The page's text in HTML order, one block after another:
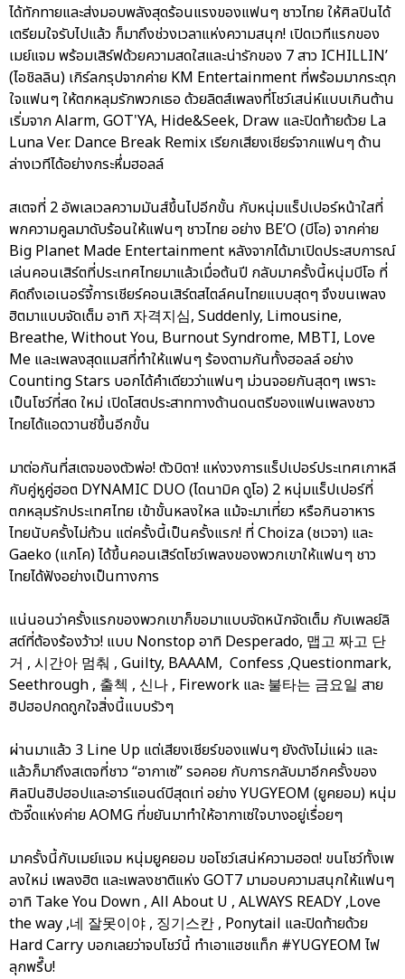
ได้ทักทายและส่งมอบพลังสุดร้อนแรงของแฟนๆ ชาวไทย ให้ศิลปินได้
เตรียมใจรับไปแล้ว ก็มาถึงช่วงเวลาแห่งความสนุก! เปิดเวทีแรกของ
เมย์แจม พร้อมเสิร์ฟด้วยความสดใสและน่ารักของ 7 สาว ICHILLIN’
(ไอชิลลิน) เกิร์ลกรุปจากค่าย KM Entertainment ที่พร้อมมากระตุก
ใจแฟนๆ ให้ตกหลุมรักพวกเธอ ด้วยลิตส์เพลงที่โชว์เสน่ห์แบบเกินต้าน
เริ่มจาก Alarm, GOT'YA, Hide&Seek, Draw และปิดท้ายด้วย La
Luna Ver. Dance Break Remix เรียกเสียงเชียร์จากแฟนๆ ด้าน
ล่างเวทีได้อย่างกระหึ่มฮอลล์
สเตจที่ 2 อัพเลเวลความมันส์ขึ้นไปอีกขั้น กับหนุ่มแร็ปเปอร์หน้าใสที่
พกความคูลมาดับร้อนให้แฟนๆ ชาวไทย อย่าง BE’O (บีโอ) จากค่าย
Big Planet Made Entertainment หลังจากได้มาเปิดประสบการณ์
เล่นคอนเสิร์ตที่ประเทศไทยมาแล้วเมื่อต้นปี กลับมาครั้งนี้หนุ่มบีโอ ที่
คิดถึงเอเนอร์จี้การเชียร์คอนเสิร์ตสไตล์คนไทยแบบสุดๆ จึงขนเพลง
ฮิตมาแบบจัดเต็ม อาทิ 자격지심, Suddenly, Limousine,
Breathe, Without You, Burnout Syndrome, MBTI, Love
Me และเพลงสุดแมสที่ทำให้แฟนๆ ร้องตามกันทั้งฮอลล์ อย่าง
Counting Stars บอกได้คำเดียวว่าแฟนๆ ม่วนจอยกันสุดๆ เพราะ
เป็นโชว์ที่สด ใหม่ เปิดโสตประสาททางด้านดนตรีของแฟนเพลงชาว
ไทยได้แอดวานซ์ขึ้นอีกขั้น
มาต่อกันที่สเตจของตัวพ่อ! ตัวบิดา! แห่งวงการแร็ปเปอร์ประเทศเกาหลี
กับคู่หูคู่ฮอต DYNAMIC DUO (ไดนามิค ดูโอ) 2 หนุ่มแร็ปเปอร์ที่
ตกหลุมรักประเทศไทย เข้าขั้นหลงใหล แม้จะมาเที่ยว หรือกินอาหาร
ไทยนับครั้งไม่ถ้วน แต่ครั้งนี้เป็นครั้งแรก! ที่ Choiza (ชเวจา) และ
Gaeko (แกโค) ได้ขึ้นคอนเสิร์ตโชว์เพลงของพวกเขาให้แฟนๆ ชาว
ไทยได้ฟังอย่างเป็นทางการ
แน่นอนว่าครั้งแรกของพวกเขาก็ขอมาแบบจัดหนักจัดเต็ม กับเพลย์ลิ
สต์ที่ต้องร้องว้าว! แบบ Nonstop อาทิ Desperado, 맵고 짜고 단
거 , 시간아 멈춰 , Guilty, BAAAM, Confess ,Questionmark,
Seethrough , 출첵 , 신나 , Firework และ 불타는 금요일 สาย
ฮิปฮอปกดถูกใจสิ่งนี้แบบรัวๆ
ผ่านมาแล้ว 3 Line Up แต่เสียงเชียร์ของแฟนๆ ยังดังไม่แผ่ว และ
แล้วก็มาถึงสเตจที่ชาว “อากาเซ่” รอคอย กับการกลับมาอีกครั้งของ
ศิลปินฮิปฮอปและอาร์แอนด์บีสุดเท่ อย่าง YUGYEOM (ยูคยอม) หนุ่ม
ตัวจี๊ดแห่งค่าย AOMG ที่ขยันมาทำให้อากาเซ่ใจบางอยู่เรื่อยๆ
มาครั้งนี้กับเมย์แจม หนุ่มยูคยอม ขอโชว์เสน่ห์ความฮอต! ขนโชว์ทั้งเพ
ลงใหม่ เพลงฮิต และเพลงชาติแห่ง GOT7 มามอบความสนุกให้แฟนๆ
อาทิ Take You Down , All About U , ALWAYS READY ,Love
the way ,네 잘못이야 , 징기스칸 , Ponytail และปิดท้ายด้วย
Hard Carry บอกเลยว่าจบโชว์นี้ ทำเอาแฮชแท็ก #YUGYEOM ไฟ
ลุกพรึ๊บ!